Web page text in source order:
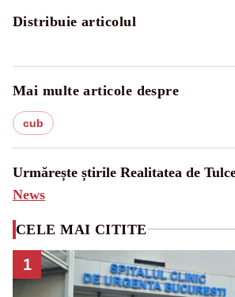
Distribuie articolul
Mai multe articole despre
cub
Urmărește știrile Realitatea de
News
CELE MAI CITITE
1